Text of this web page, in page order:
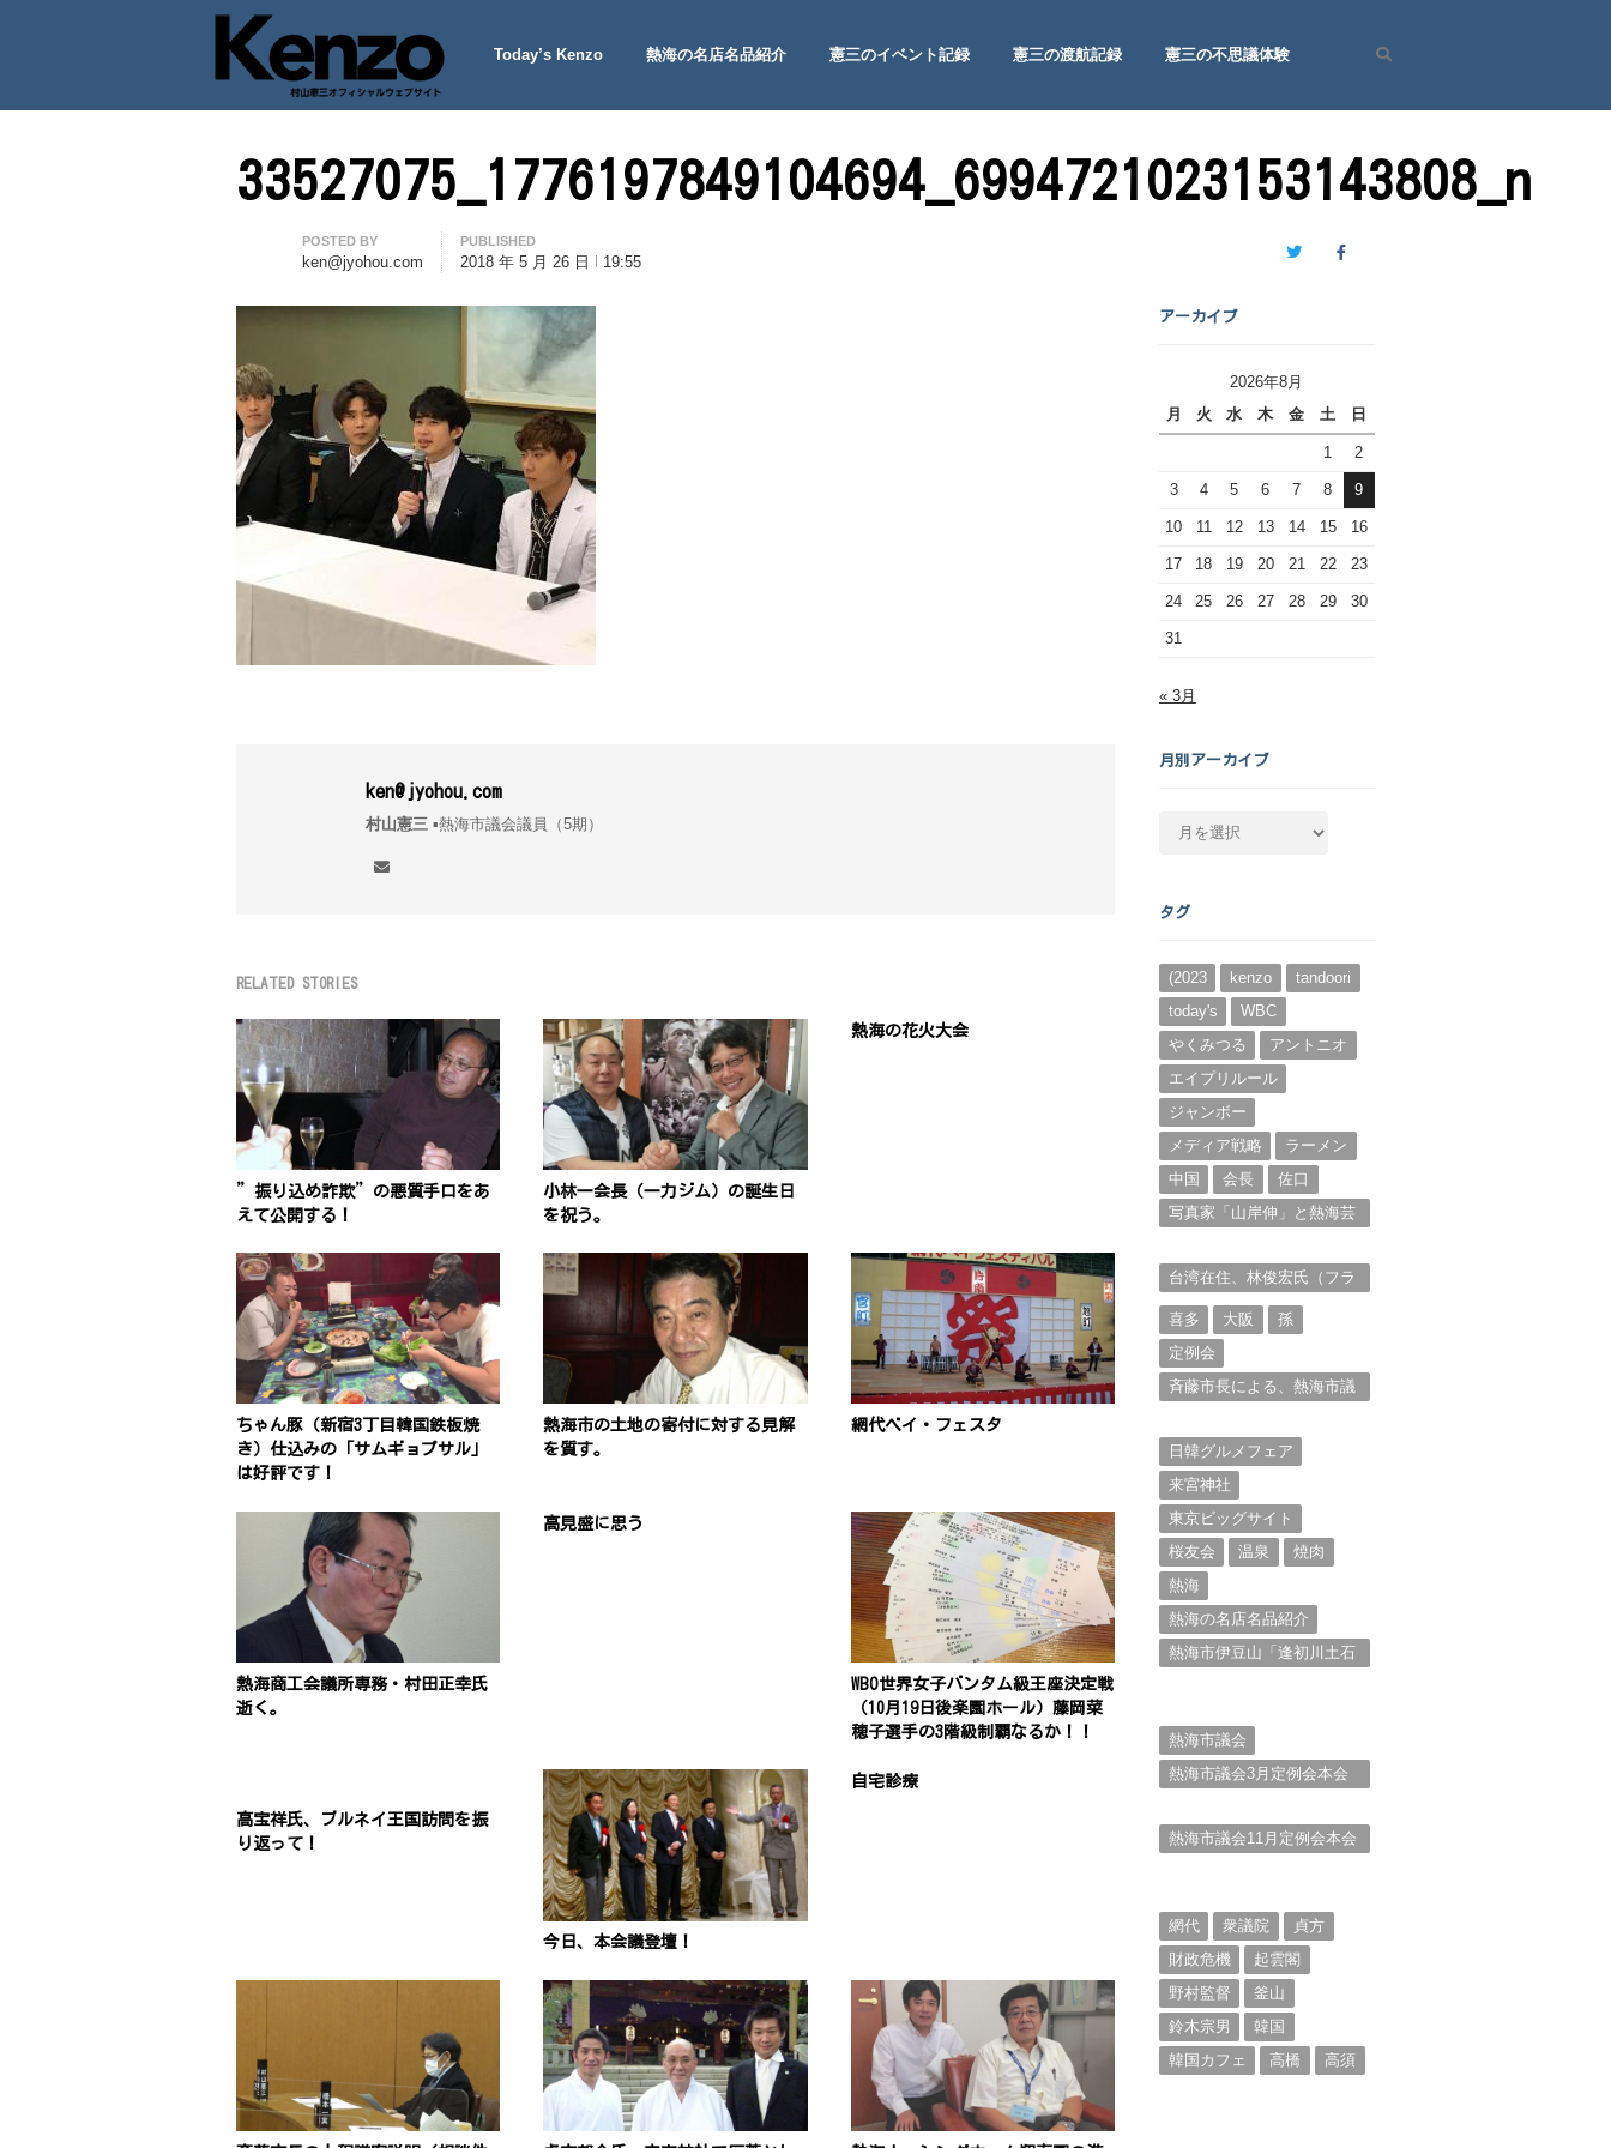
七転八起 – 村山憲三 Official Site
村山憲三ウェブサイト
Today’s Kenzo 熱海の名店名品紹介 憲三のイベント記録 憲三の渡航記録
憲三の不思議体験
33527075_1776197849104694_6994721023153143808_n
Author
POSTED BY
ken@jyohou.com
PUBLISHED
2018 年 5 月 26 日 19:55 TwitterFacebook
ken@jyohou.com
村山憲三 ▪︎熱海市議会議員（5期）
RELATED STORIES
”振り込め詐欺”の悪質手口をあ
えて公開する！
小林一会長（一力ジム）の誕生日
を祝う。
熱海の花火大会
ちゃん豚（新宿3丁目韓国鉄板焼
き）仕込みの「サムギョプサル」
は好評です！
熱海市の土地の寄付に対する見解
を質す。
網代ベイ・フェスタ
熱海商工会議所専務・村田正幸氏
逝く。
高見盛に思う
WBO世界女子バンタム級王座決定戦
（10月19日後楽園ホール）藤岡菜
穂子選手の3階級制覇なるか！！
高宝祥氏、ブルネイ王国訪問を振
り返って！
今日、本会議登壇！
自宅診療
アーカイブ
2026年8月
月
火 水 木 金 土 日
1 2
3 4 5 6 7 8 9
10 11 12 13 14 15 16
17 18 19 20 21 22 23
24 25 26 27 28 29 30
31
« 3月
月別アーカイブ
カ
ブ
タグ
(2023 kenzo
tandoori
today's
WBC
やくみつる
アントニオ
エイプリルール
ジャンボー
メディア戦略
ラーメン
中国
会長
佐口
写真家「山岸伸」と熱海芸
台湾在住、林俊宏氏（フラ
喜多
大阪
孫
定例会
斉藤市長による、熱海市議
日韓グルメフェア
来宮神社
東京ビッグサイト
桜友会
温泉
焼肉
熱海
熱海の名店名品紹介
熱海市伊豆山「逢初川土石
熱海市議会
熱海市議会3月定例会本会
熱海市議会11月定例会本会
網代
衆議院
貞方
財政危機
起雲閣
野村監督
釜山
鈴木宗男
韓国
韓国カフェ
高橋 高須